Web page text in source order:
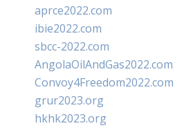
aprce2022.com
ibie2022.com
sbcc-2022.com
AngolaOilAndGas2022.com
Convoy4Freedom2022.com
grur2023.org
hkhk2023.org